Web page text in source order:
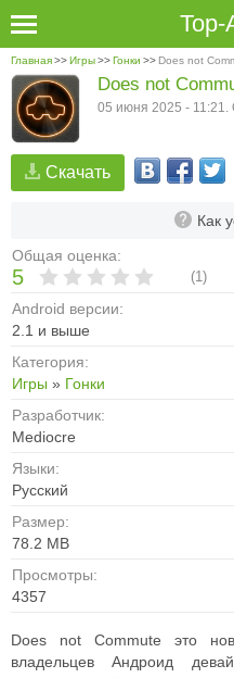
Top-
Главная>>Игры>>Гонки >> Does not
Скачать
Как
Общая оценка:
5 (1)
Android версии:
2.1 и выше
Категория:
Игры » Гонки
Разработчик:
Mediocre
Языки:
Русский
Размер:
78.2 MB
Просмотры:
4357
Does not
05 июня 2025 - 11:21.
Does not Commute это
владельцев Андроид